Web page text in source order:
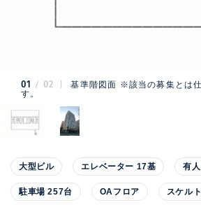
01 02
基準階図面 ※該当の募集とは
す。
大型ビル エレベーター 17基 有
駐車場 257台 OAフロア スケル